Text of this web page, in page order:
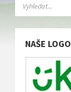
NAŠE LOGO